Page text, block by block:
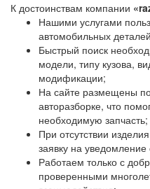
К достоинствам компании
Нашими услугами
автомобильных
Быстрый поиск
модели, типу кузова,
модификации;
На сайте размещены
авторазборке, что
необходимую запчасть;
При отсутствии
заявку на
Работаем только с
проверенными